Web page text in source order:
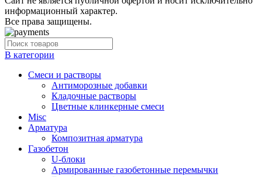
информационный характер.
Все права защищены.
В категории
Cмеси и растворы
Антиморозные добавки
Кладочные растворы
Цветные клинкерные смеси
Misc
Арматура
Композитная арматура
Газобетон
U-блоки
Армированные газобетонные перемычки